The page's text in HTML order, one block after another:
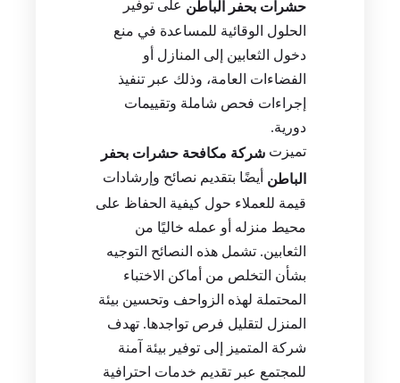
حشرات بحفر الباطن على توفير
الحلول الوقائية للمساعدة في منع
دخول الثعابين إلى المنازل أو
الفضاءات العامة، وذلك عبر تنفيذ
إجراءات فحص شاملة وتقييمات
دورية.
تميزت شركة مكافحة حشرات بحفر
الباطن أيضًا بتقديم نصائح وإرشادات
قيمة للعملاء حول كيفية الحفاظ على
محيط منزله أو عمله خاليًا من
الثعابين. تشمل هذه النصائح التوجيه
بشأن التخلص من أماكن الاختباء
المحتملة لهذه الزواحف وتحسين بيئة
المنزل لتقليل فرص تواجدها. تهدف
شركة المتميز إلى توفير بيئة آمنة
للمجتمع عبر تقديم خدمات احترافية